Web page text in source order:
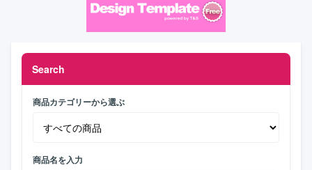
Search
商品カテゴリーから選ぶ
商品名を入力